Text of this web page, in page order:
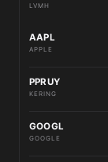
LVMH
AAPL
APPLE
PPRUY
KERING
GOOGL
GOOGLE